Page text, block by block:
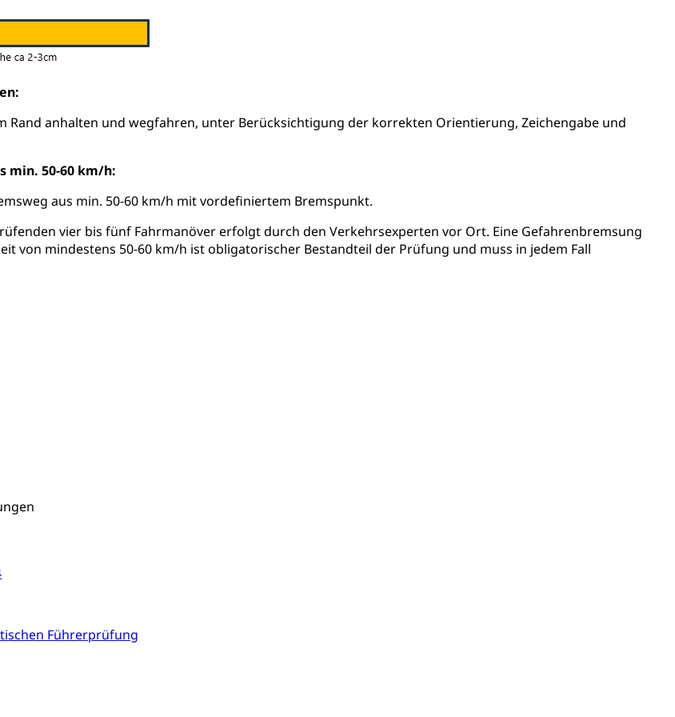
Rand anhalten und wegfahren, unter Berücksichtigung der korrekten Orientierung, Zeichengabe und
min. 50-60 km/h:
aus min. 50-60 km/h mit vordefiniertem Bremspunkt.
vier bis fünf Fahrmanöver erfolgt durch den Verkehrsexperten vor Ort. Eine Gefahrenbremsung
von mindestens 50-60 km/h ist obligatorischer Bestandteil der Prüfung und muss in jedem Fall
Führerprüfung
Stromversorgung, Energieverbrauch, Stromverbrauch, Energiequelle, Windenergie, Wasserkraft, Sonnenenergie,
Zentralschweiz
Grundeigentum, Grundstück
mit Eigentümerabfrage (Geoportal)
Klimaschutz, Klimaveränderung, Treibhauseffekt
(Geoportal)